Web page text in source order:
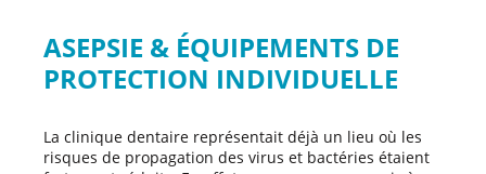
ASEPSIE & ÉQUIPEMENTS DE
PROTECTION INDIVIDUELLE
La clinique dentaire représentait déjà un lieu où les
risques de propagation des virus et bactéries étaient